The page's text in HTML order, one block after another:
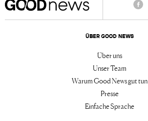
ÜBER GOOD NEWS
Über uns
Unser Team
Warum Good News gut tun
Presse
Einfache Sprache